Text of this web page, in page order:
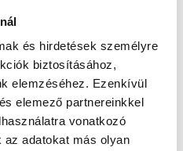
és hirdetések személyre
biztosításához,
elemzéséhez. Ezenkívül
elemező partnereinkkel
vonatkozó
az adatokat más olyan
megbízható
most!